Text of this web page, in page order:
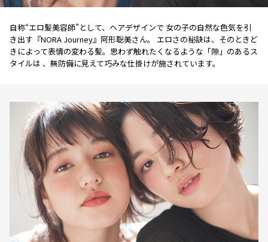
自称“エロ髪美容師”として、ヘアデザインで 女の子の自然な色気を引
き出す『NORA Journey』阿形聡美さん。 エロさの秘訣は、そのときど
きによって表情の変わる髪。思わず触れたくなるような「隙」のあるス
タイルは 、無防備に見えて巧みな仕掛けが施されています。